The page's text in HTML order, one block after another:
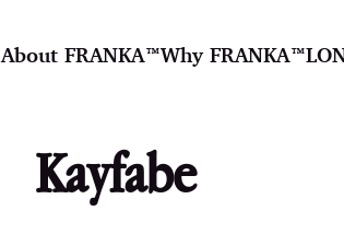
About FRANKA™️Why FRANKA™️
Kayfabe